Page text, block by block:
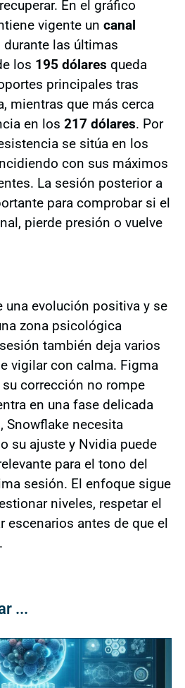
En el gráfico
vigente un canal
las últimas
los 195 dólares queda
principales tras
mientras que más cerca
en los 217 dólares. Por
se sitúa en los
con sus máximos
La sesión posterior a
para comprobar si el
pierde presión o vuelve
una evolución positiva y se
zona psicológica
también deja varios
vigilar con calma. Figma
corrección no rompe
en una fase delicada
Snowflake necesita
su ajuste y Nvidia puede
para el tono del
sesión. El enfoque sigue
niveles, respetar el
escenarios antes de que el
...